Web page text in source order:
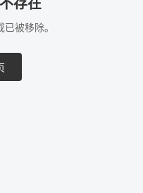
存在
被移除。